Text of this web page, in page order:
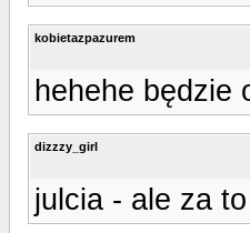
kobietazpazurem
hehehe będzie
dizzzy_girl
julcia - ale za